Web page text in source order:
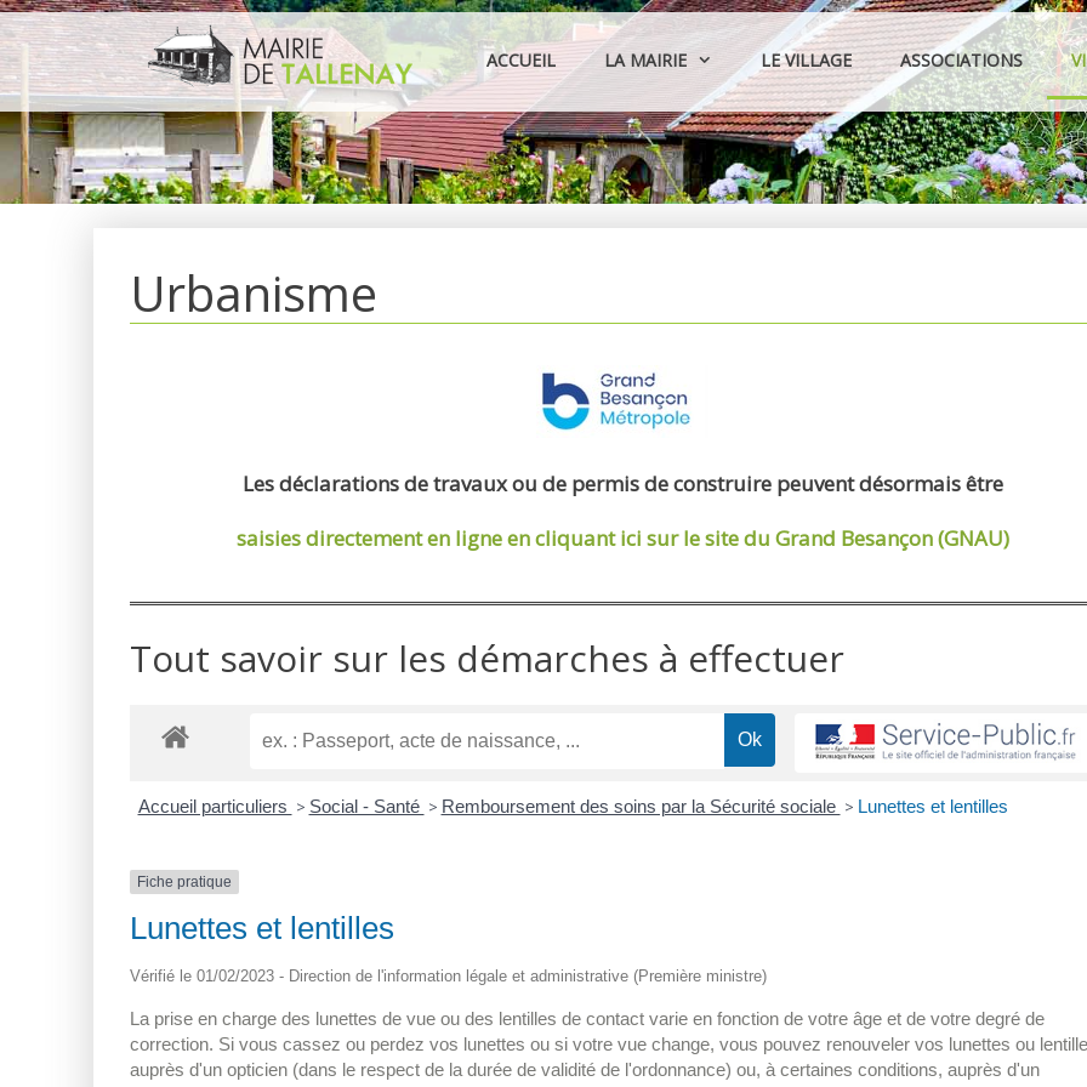
Aller
au
contenu
ACCUEIL LA MAIRIE LE VILLAGE ASSOCIATIONS
Urbanisme
Les déclarations de travaux ou de permis de construire peuvent désormais être
saisies directement en ligneen cliquant ici sur le site du Grand Besançon (GNAU)
Tout savoir sur les démarches à effectuer
Accueil particuliers > Social - Santé > Remboursement des soins par la Sécurité sociale > Lunettes et lentilles
Fiche pratique
Lunettes et lentilles
Vérifié le 01/02/2023 - Direction de l'information légale et administrative (Première ministre)
La prise en charge des lunettes de vue ou des lentilles de contact varie en fonction de votre âge et de votre degré de
correction. Si vous cassez ou perdez vos lunettes ou si votre vue change, vous pouvez renouveler vos lunettes ou
auprès d'un opticien (dans le respect de la durée de validité de l'ordonnance) ou, à certaines conditions, auprès d'un